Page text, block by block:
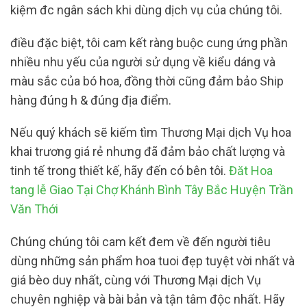
kiệm đc ngân sách khi dùng dịch vụ của chúng tôi.
điều đặc biệt, tôi cam kết ràng buộc cung ứng phần
nhiều nhu yếu của người sử dụng về kiểu dáng và
màu sắc của bó hoa, đồng thời cũng đảm bảo Ship
hàng đúng h & đúng địa điểm.
Nếu quý khách sẽ kiếm tìm Thương Mại dịch Vụ hoa
khai trương giá rẻ nhưng đã đảm bảo chất lượng và
tinh tế trong thiết kế, hãy đến có bên tôi. Đăt Hoa
tang lễ Giao Tại Chợ Khánh Bình Tây Bắc Huyện Trần
Văn Thới
Chúng chúng tôi cam kết đem về đến người tiêu
dùng những sản phẩm hoa tuoi đẹp tuyệt vời nhất và
giá bèo duy nhất, cùng với Thương Mại dịch Vụ
chuyên nghiệp và bài bản và tận tâm độc nhất. Hãy